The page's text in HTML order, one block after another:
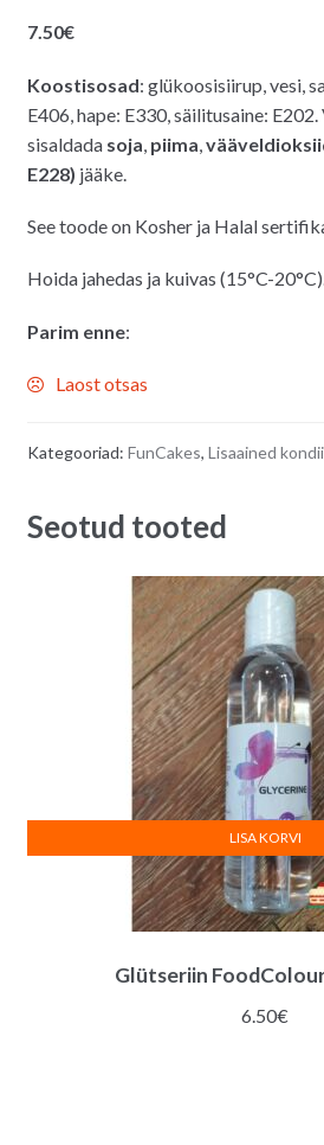
7.50€
Koostisosad: glükoosisiirup, vesi,
E406, hape: E330, säilitusaine: E202.
sisaldada soja piima
E228) jääke.
See toode on Kosher ja Halal
Hoida jahedas ja kuivas (15°C-
Parim enne:
Laost otsas
Kategooriad: FunCakes, Lisaained
Seotud tooted
Glütseriin
6.50€
LISA KORVI